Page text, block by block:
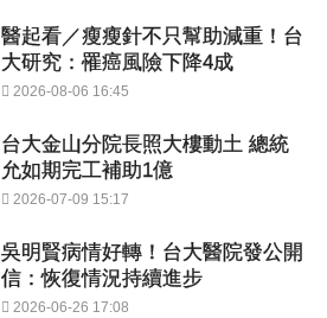
醫起看／瘦瘦針不只幫助減重！台
大研究：罹癌風險下降4成
2026-08-06 16:45
台大金山分院長照大樓動土 總統
允如期完工補助1億
2026-07-09 15:17
吳明賢病情好轉！台大醫院發公開
信：恢復情況持續進步
2026-06-26 17:08